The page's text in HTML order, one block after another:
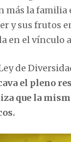
más la
y sus frutos
en el vínculo
de
el pleno
que la